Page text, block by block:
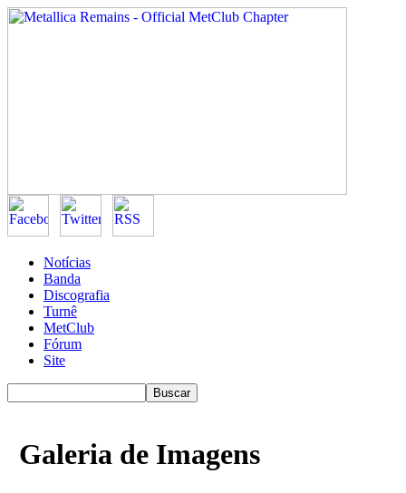
Notícias
Banda
Discografia
Turnê
MetClub
Fórum
Site
Galeria de Imagens